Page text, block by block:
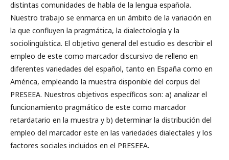
distintas comunidades de habla de la lengua española.
Nuestro trabajo se enmarca en un ámbito de la variación en
la que confluyen la pragmática, la dialectología y la
sociolingüística. El objetivo general del estudio es describir el
empleo de este como marcador discursivo de relleno en
diferentes variedades del español, tanto en España como en
América, empleando la muestra disponible del corpus del
PRESEEA. Nuestros objetivos específicos son: a) analizar el
funcionamiento pragmático de este como marcador
retardatario en la muestra y b) determinar la distribución del
empleo del marcador este en las variedades dialectales y los
factores sociales incluidos en el PRESEEA.